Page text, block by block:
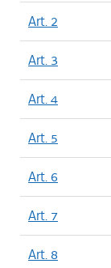
Art. 2
Art. 3
Art. 4
Art. 5
Art. 6
Art. 7
Art. 8